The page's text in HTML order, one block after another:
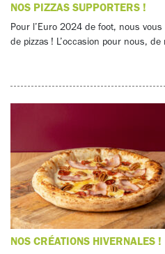
NOS PIZZAS SUPPORTERS !
Pour l’Euro 2024 de foot, nous
de pizzas ! L’occasion pour nous,
NOS CRÉATIONS HIVERNALES !